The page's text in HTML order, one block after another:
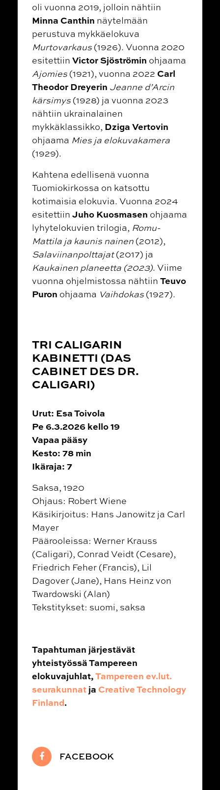
oli vuonna 2019, jolloin nähtiin
Minna Canthin näytelmään
perustuva mykkäelokuva
Murtovarkaus(1926). Vuonna 2020
esitettiin Victor Sjöströmin ohjaama
Ajomies(1921), vuonna 2022 Carl
Theodor Dreyerin Jeanne d’Arcin
kärsimys(1928) ja vuonna 2023
nähtiin ukrainalainen
mykkäklassikko, Dziga Vertovin
ohjaama Mies ja elokuvakamera
(1929).
Kahtena edellisenä vuonna
Tuomiokirkossa on katsottu
kotimaisia elokuvia. Vuonna 2024
esitettiin Juho Kuosmasen ohjaama
lyhytelokuvien trilogia, Romu-
Mattila ja kaunis nainen(2012),
Salaviinanpolttajat(2017) ja
Kaukainen planeetta (2023). Viime
vuonna ohjelmistossa nähtiin Teuvo
Puron ohjaama Vaihdokas(1927).
TRI CALIGARIN
KABINETTI (DAS
CABINET DES DR.
CALIGARI)
Urut: Esa Toivola
Pe 6.3.2026 kello 19
Vapaa pääsy
Kesto: 78 min
Ikäraja: 7
Saksa, 1920
Ohjaus: Robert Wiene
Käsikirjoitus: Hans Janowitz ja Carl
Mayer
Päärooleissa: Werner Krauss
(Caligari), Conrad Veidt (Cesare),
Friedrich Feher (Francis), Lil
Dagover (Jane), Hans Heinz von
Twardowski (Alan)
Tekstitykset: suomi, saksa
Tapahtuman järjestävät
yhteistyössä Tampereen
elokuvajuhlat,Tampereen ev.lut.
seurakunnatja Creative Technology
Finland.
FACEBOOK